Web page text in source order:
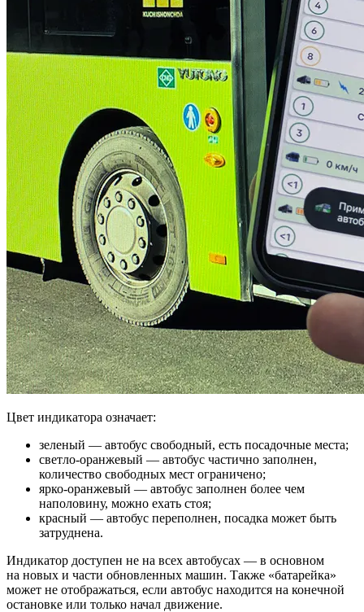
Цвет индикатора означает:
зеленый — автобус свободный, есть посадочные места;
светло-оранжевый — автобус частично заполнен,
количество свободных мест ограничено;
ярко-оранжевый — автобус заполнен более чем
наполовину, можно ехать стоя;
красный — автобус переполнен, посадка может быть
затруднена.
Индикатор доступен не на всех автобусах — в основном
на новых и части обновленных машин. Также «батарейка»
может не отображаться, если автобус находится на конечной
остановке или только начал движение.